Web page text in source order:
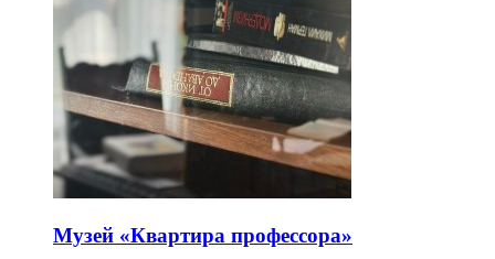
Музей «Квартира профессора»